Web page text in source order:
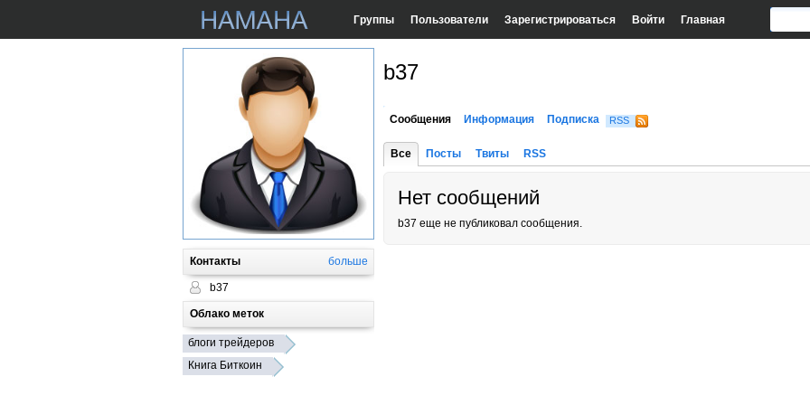
Группы Пользователи Зарегистрироваться Войти Главная
Контакты больше
b37
Облако меток
блоги трейдеров
Книга Биткоин
b37
Сообщения Информация Подписка RSS
Все Посты Твиты RSS
Нет сообщений
b37 еще не публиковал сообщения.